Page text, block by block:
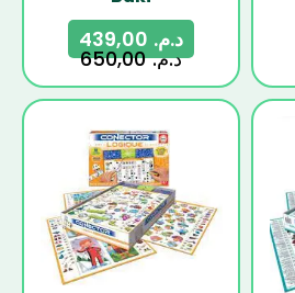
د.م.650,00
د.م.
-17%